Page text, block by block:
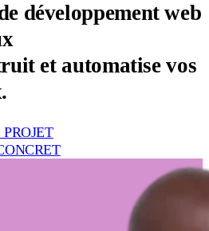
développement web
et automatise vos